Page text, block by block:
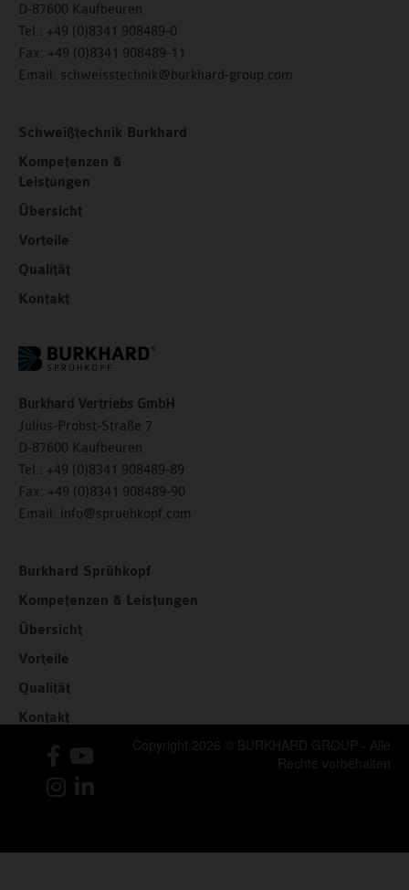
D-87600 Kaufbeuren
Tel.: +49 (0)8341 908489-0
Fax: +49 (0)8341 908489-11
Email: schweisstechnik@burkhard-group.com
Schweißtechnik Burkhard
Kompetenzen &
Leistungen
Übersicht
Vorteile
Qualität
Kontakt
Burkhard Vertriebs GmbH
Julius-Probst-Straße 7
D-87600 Kaufbeuren
Tel.: +49 (0)8341 908489-89
Fax: +49 (0)8341 908489-90
Email: info@spruehkopf.com
Burkhard Sprühkopf
Kompetenzen & Leistungen
Übersicht
Vorteile
Qualität
Kontakt
Copyright 2026 © BURKHARD GROUP - Alle
Rechte vorbehalten